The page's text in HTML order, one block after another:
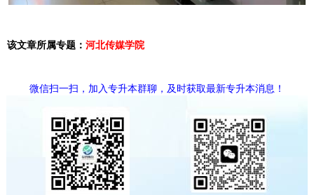
该文章所属专题： 河北传媒学院
微信扫一扫，加入专升本群聊，及时获取最新专升本消息！